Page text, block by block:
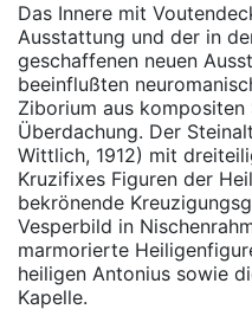
Das Innere mit
Ausstattung und der in
geschaffenen neuen
beeinflußten
Ziborium aus
Überdachung. Der
Wittlich, 1912) mit
Kruzifixes Figuren der
bekrönende
Vesperbild in
marmorierte
heiligen Antonius sowie
Kapelle.